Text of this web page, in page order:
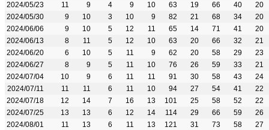
2024/05/23
11 9 4 9 10 63 19 66 40
20
2024/05/30
9 10 3 10 9 82 21 68 34
20
2024/06/06
9 10 5 12 11 65 14 71 41
20
2024/06/13
8 11 5 12 10 63 20 66 32
21
2024/06/20
6 10 5 11 9 62 20 58 29
23
2024/06/27
8 9 5 11 10 76 26 59 33
21
2024/07/04
10 9 6 11 11 91 30 58 43
24
2024/07/11
11 11 6 11 10 94 27 54 41
22
2024/07/18
12 14 7 16 13 101 25 58 52
22
2024/07/25
13 13 6 12 14 114 29 66 59
26
2024/08/01
11 13 6 11 13 121 31 73 58
27